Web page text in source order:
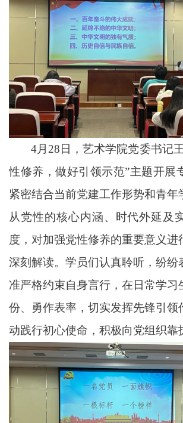
4月28日，艺术学院党委书记
性修养，做好引领示范”主题开展
紧密结合当前党建工作形势和青年
从党性的核心内涵、时代外延及
度，对加强党性修养的重要意义进
深刻解读。学员们认真聆听，纷纷
准严格约束自身言行，在日常学习
份、勇作表率，切实发挥先锋引领
动践行初心使命，积极向党组织靠